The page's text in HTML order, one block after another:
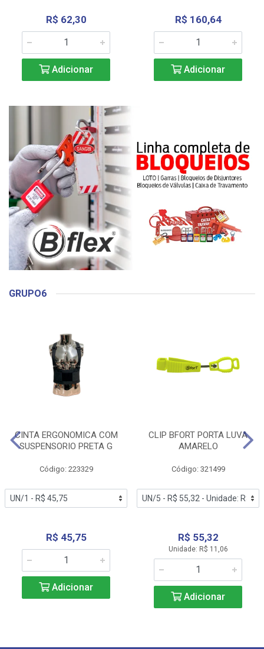
R$ 62,30
Adicionar
R$ 160,64
Adicionar
GRUPO6
CINTA ERGONOMICA COM
SUSPENSORIO PRETA G
Código: 223329
R$ 45,75
Adicionar
CLIP BFORT PORTA LUVA
AMARELO
Código: 321499
R$ 55,32
Unidade: R$ 11,06
Adicionar